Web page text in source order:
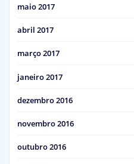
maio 2017
abril 2017
março 2017
janeiro 2017
dezembro 2016
novembro 2016
outubro 2016